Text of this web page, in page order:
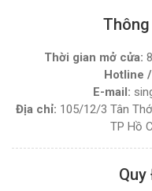
Vải Đứng
Thứ
Hướng
Tiết
Thứ
Máy Cắt
Trong
Thứ
Nên
MÁY
Đăng
Giá
MÁY
Đăng
Giá
Thời gian mở cửa:
Hotline
E-mail:
Địa chỉ: 105/12/3 Tân
TP Hồ
Quy